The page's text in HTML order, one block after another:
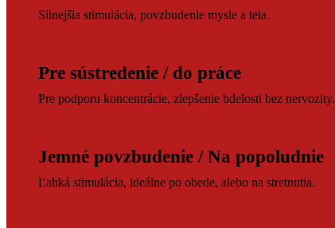
Silnejšia stimulácia, povzbudenie mysle a tela.
Pre sústredenie / do práce
Pre podporu koncentrácie, zlepšenie bdelosti bez nervozity.
Jemné povzbudenie / Na popoludnie
Ľahká stimulácia, ideálne po obede, alebo na stretnutia.